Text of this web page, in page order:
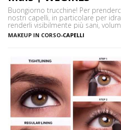
Buongiorno trucchine! Per
nostri capelli, in particolare per
renderli visibilmente più sani,
utilizzare un ingrediente molto
nelle nostre dispense: l’amido di
MAKEUP IN CORSO-CAPELLI